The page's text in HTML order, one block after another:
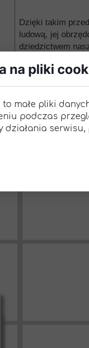
Dzięki takim
ludową, jej
dziedzictwem
na pliki
to małe pliki
podczas
działania